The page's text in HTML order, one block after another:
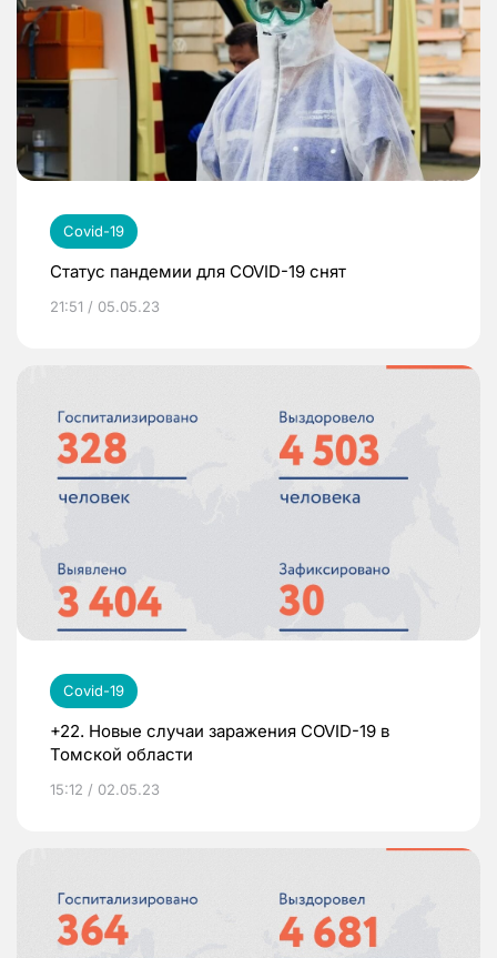
Covid-19
Статус пандемии для COVID-19 снят
21:51 / 05.05.23
Covid-19
+22. Новые случаи заражения COVID-19 в
Томской области
15:12 / 02.05.23